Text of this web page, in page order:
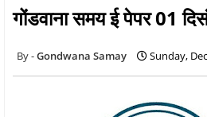
गोंडवाना समय ई पेपर 01
Gondwana Samay Sunday,